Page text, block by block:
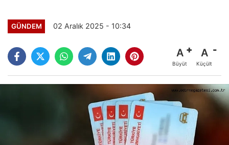
GÜNDEM 02 Aralık 2025 - 10:34
A
Büyüt
A
Küçült